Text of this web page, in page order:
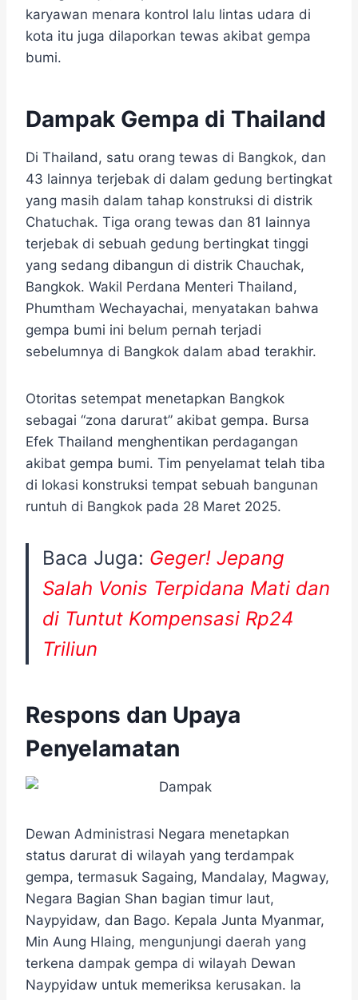
karyawan menara kontrol lalu lintas udara di
kota itu juga dilaporkan tewas akibat gempa
bumi.
Dampak Gempa di Thailand
Di Thailand, satu orang tewas di Bangkok, dan
43 lainnya terjebak di dalam gedung bertingkat
yang masih dalam tahap konstruksi di distrik
Chatuchak. Tiga orang tewas dan 81 lainnya
terjebak di sebuah gedung bertingkat tinggi
yang sedang dibangun di distrik Chauchak,
Bangkok. Wakil Perdana Menteri Thailand,
Phumtham Wechayachai, menyatakan bahwa
gempa bumi ini belum pernah terjadi
sebelumnya di Bangkok dalam abad terakhir.
Otoritas setempat menetapkan Bangkok
sebagai “zona darurat” akibat gempa. Bursa
Efek Thailand menghentikan perdagangan
akibat gempa bumi. Tim penyelamat telah tiba
di lokasi konstruksi tempat sebuah bangunan
runtuh di Bangkok pada 28 Maret 2025.
Baca Juga: Geger! Jepang
Salah Vonis Terpidana Mati dan
di Tuntut Kompensasi Rp24
Triliun
Respons dan Upaya
Penyelamatan
Dewan Administrasi Negara menetapkan
status darurat di wilayah yang terdampak
gempa, termasuk Sagaing, Mandalay, Magway,
Negara Bagian Shan bagian timur laut,
Naypyidaw, dan Bago. Kepala Junta Myanmar,
Min Aung Hlaing, mengunjungi daerah yang
terkena dampak gempa di wilayah Dewan
Naypyidaw untuk memeriksa kerusakan. Ia